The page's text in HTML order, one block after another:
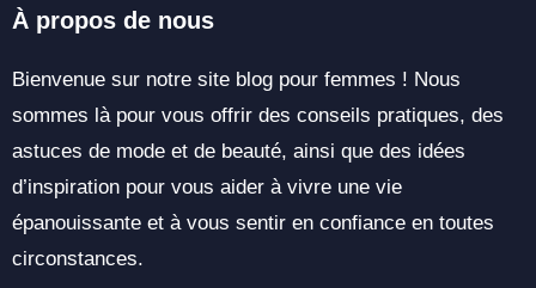
À propos de nous
Bienvenue sur notre site blog pour femmes ! Nous
sommes là pour vous offrir des conseils pratiques, des
astuces de mode et de beauté, ainsi que des idées
d’inspiration pour vous aider à vivre une vie
épanouissante et à vous sentir en confiance en toutes
circonstances.